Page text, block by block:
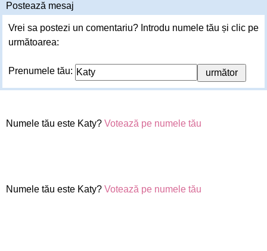
Postează mesaj
Vrei sa postezi un comentariu? Introdu numele tău și clic pe
următoarea:
Prenumele tău:
Numele tău este Katy? Votează pe numele tău
Numele tău este Katy? Votează pe numele tău